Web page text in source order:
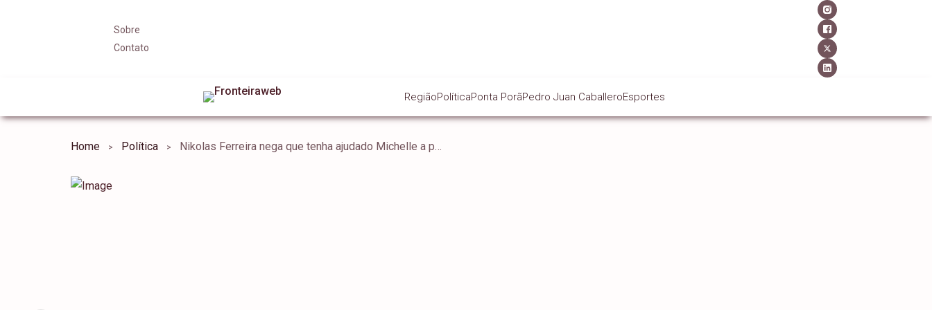
Sobre
Contato
RegiãoPolíticaPonta PorãPedro Juan CaballeroEsportes
Home Política Nikolas Ferreira nega que tenha ajudado Michelle a produzir vídeo contra Flávio Bolsonaro